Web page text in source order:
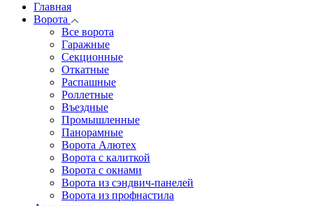
Главная
Ворота
Все ворота
Гаражные
Секционные
Откатные
Распашные
Роллетные
Въездные
Промышленные
Панорамные
Ворота Алютех
Ворота с калиткой
Ворота c окнами
Ворота из сэндвич-панелей
Ворота из профнастила